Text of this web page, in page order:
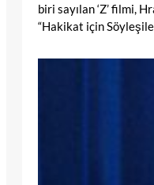
biri sayılan ‘Z’ filmi,
“Hakikat için